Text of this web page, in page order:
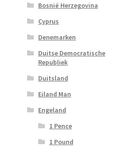
Bosnië Herzegovina
Cyprus
Denemarken
Duitse Democratische
Republiek
Duitsland
Eiland Man
Engeland
1 Pence
1 Pound